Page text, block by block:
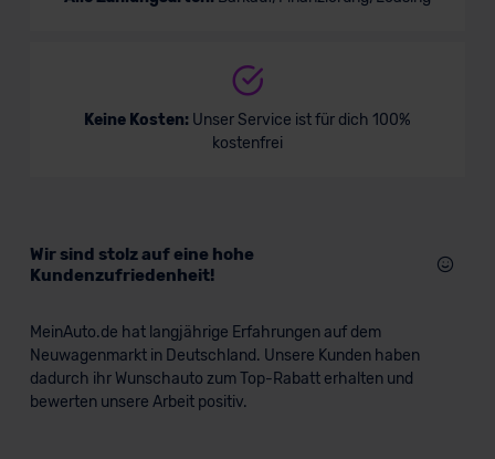
Keine Kosten: Unser Service ist für dich 100%
kostenfrei
Wir sind stolz auf eine hohe
Kundenzufriedenheit!
MeinAuto.de hat langjährige Erfahrungen auf dem
Neuwagenmarkt in Deutschland. Unsere Kunden haben
dadurch ihr Wunschauto zum Top-Rabatt erhalten und
bewerten unsere Arbeit positiv.